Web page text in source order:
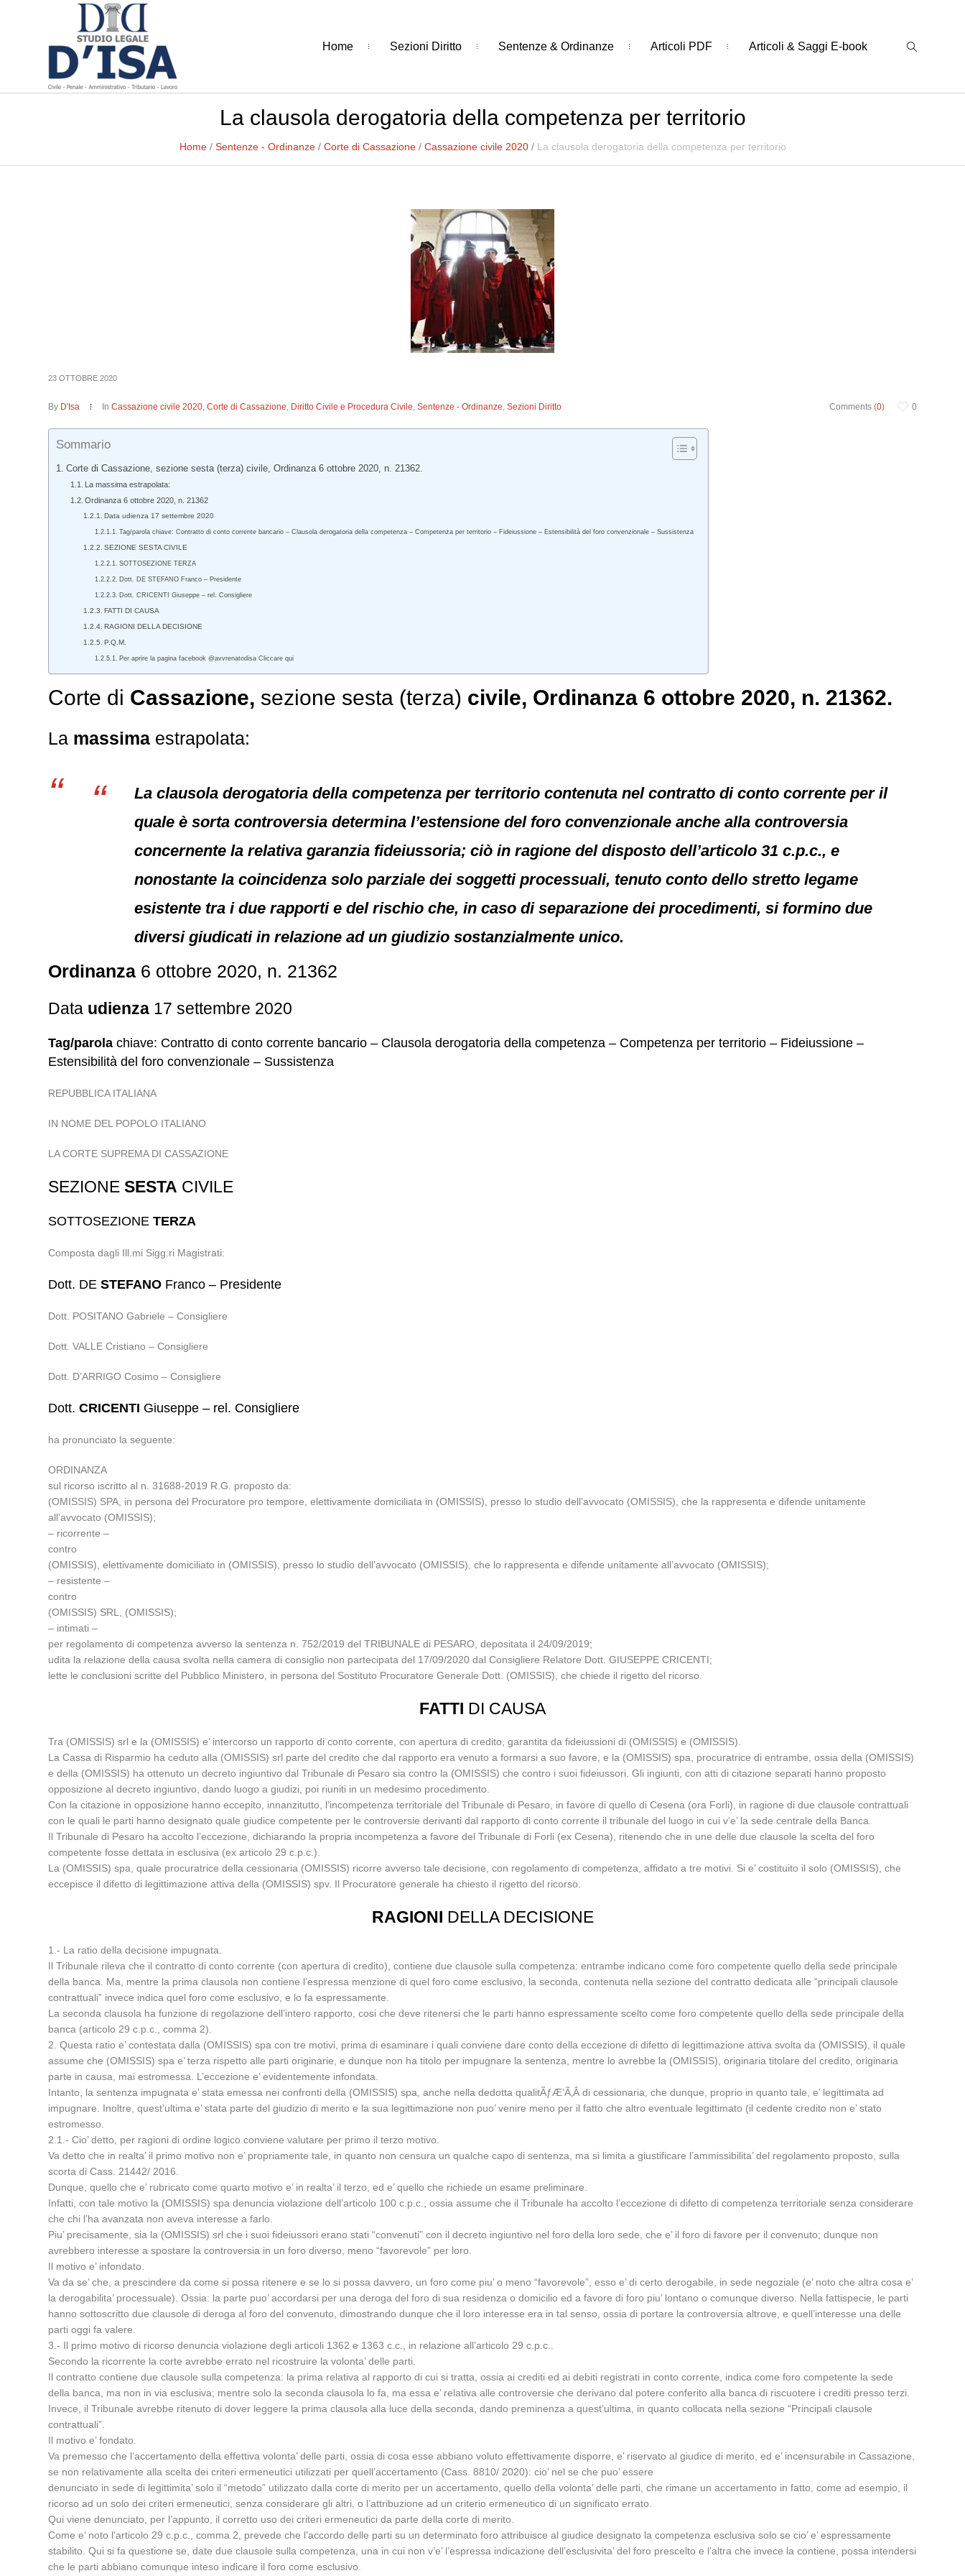
Home Sezioni Diritto Sentenze & Ordinanze Articoli PDF Articoli & Saggi E-book
La clausola derogatoria della competenza per territorio
Home / Sentenze - Ordinanze / Corte di Cassazione / Cassazione civile 2020 / La clausola derogatoria della competenza per territorio
23 OTTOBRE 2020
Comments (0) 0
By D'Isa InCassazione civile 2020,Corte di Cassazione, Diritto Civile e Procedura Civile,Sentenze - Ordinanze,Sezioni Diritto
Sommario
Corte di Cassazione, sezione sesta (terza) civile, Ordinanza 6 ottobre 2020, n. 21362.
La massima estrapolata:
Ordinanza 6 ottobre 2020, n. 21362
Data udienza 17 settembre 2020
Tag/parola chiave: Contratto di conto corrente bancario – Clausola derogatoria della competenza – Competenza per territorio – Fideiussione – Estensibilità del foro convenzionale – Sussistenza
SEZIONE SESTA CIVILE
SOTTOSEZIONE TERZA
Dott. DE STEFANO Franco – Presidente
Dott. CRICENTI Giuseppe – rel. Consigliere
FATTI DI CAUSA
RAGIONI DELLA DECISIONE
P.Q.M.
Per aprire la pagina facebook @avvrenatodisa Cliccare qui
Corte di Cassazione, sezione sesta (terza) civile, Ordinanza 6 ottobre 2020, n. 21362.
La massima estrapolata:
La clausola derogatoria della competenza per territorio contenuta nel contratto di conto corrente per il
quale è sorta controversia determina l’estensione del foro convenzionale anche alla controversia
concernente la relativa garanzia fideiussoria; ciò in ragione del disposto dell’articolo 31 c.p.c., e
nonostante la coincidenza solo parziale dei soggetti processuali, tenuto conto dello stretto legame
esistente tra i due rapporti e del rischio che, in caso di separazione dei procedimenti, si formino due
diversi giudicati in relazione ad un giudizio sostanzialmente unico.
Ordinanza 6 ottobre 2020, n. 21362
Data udienza 17 settembre 2020
Tag/parola chiave: Contratto di conto corrente bancario – Clausola derogatoria della competenza – Competenza per territorio – Fideiussione –
Estensibilità del foro convenzionale – Sussistenza
REPUBBLICA ITALIANA
IN NOME DEL POPOLO ITALIANO
LA CORTE SUPREMA DI CASSAZIONE
SEZIONESESTA CIVILE
SOTTOSEZIONETERZA
Composta dagli Ill.mi Sigg.ri Magistrati:
Dott. DESTEFANO Franco – Presidente
Dott. POSITANO Gabriele – Consigliere
Dott. VALLE Cristiano – Consigliere
Dott. D’ARRIGO Cosimo – Consigliere
Dott.CRICENTI Giuseppe – rel. Consigliere
ha pronunciato la seguente:
ORDINANZA
sul ricorso iscritto al n. 31688-2019 R.G. proposto da:
(OMISSIS) SPA, in persona del Procuratore pro tempore, elettivamente domiciliata in (OMISSIS), presso lo studio dell’avvocato (OMISSIS), che la rappresenta e difende unitamente
all’avvocato (OMISSIS);
– ricorrente –
contro
(OMISSIS), elettivamente domiciliato in (OMISSIS), presso lo studio dell’avvocato (OMISSIS), che lo rappresenta e difende unitamente all’avvocato (OMISSIS);
– resistente –
contro
(OMISSIS) SRL, (OMISSIS);
– intimati –
per regolamento di competenza avverso la sentenza n. 752/2019 del TRIBUNALE di PESARO, depositata il 24/09/2019;
udita la relazione della causa svolta nella camera di consiglio non partecipata del 17/09/2020 dal Consigliere Relatore Dott. GIUSEPPE CRICENTI;
lette le conclusioni scritte del Pubblico Ministero, in persona del Sostituto Procuratore Generale Dott. (OMISSIS), che chiede il rigetto del ricorso.
FATTI DI CAUSA
Tra (OMISSIS) srl e la (OMISSIS) e’ intercorso un rapporto di conto corrente, con apertura di credito, garantita da fideiussioni di (OMISSIS) e (OMISSIS).
La Cassa di Risparmio ha ceduto alla (OMISSIS) srl parte del credito che dal rapporto era venuto a formarsi a suo favore, e la (OMISSIS) spa, procuratrice di entrambe, ossia della (OMISSIS)
e della (OMISSIS) ha ottenuto un decreto ingiuntivo dal Tribunale di Pesaro sia contro la (OMISSIS) che contro i suoi fideiussori. Gli ingiunti, con atti di citazione separati hanno proposto
opposizione al decreto ingiuntivo, dando luogo a giudizi, poi riuniti in un medesimo procedimento.
Con la citazione in opposizione hanno eccepito, innanzitutto, l’incompetenza territoriale del Tribunale di Pesaro, in favore di quello di Cesena (ora Forli), in ragione di due clausole contrattuali
con le quali le parti hanno designato quale giudice competente per le controversie derivanti dal rapporto di conto corrente il tribunale del luogo in cui v’e’ la sede centrale della Banca.
Il Tribunale di Pesaro ha accolto l’eccezione, dichiarando la propria incompetenza a favore del Tribunale di Forli (ex Cesena), ritenendo che in une delle due clausole la scelta del foro
competente fosse dettata in esclusiva (ex articolo 29 c.p.c.).
La (OMISSIS) spa, quale procuratrice della cessionaria (OMISSIS) ricorre avverso tale decisione, con regolamento di competenza, affidato a tre motivi. Si e’ costituito il solo (OMISSIS), che
eccepisce il difetto di legittimazione attiva della (OMISSIS) spv. Il Procuratore generale ha chiesto il rigetto del ricorso.
RAGIONI DELLA DECISIONE
1.- La ratio della decisione impugnata.
Il Tribunale rileva che il contratto di conto corrente (con apertura di credito), contiene due clausole sulla competenza: entrambe indicano come foro competente quello della sede principale
della banca. Ma, mentre la prima clausola non contiene l’espressa menzione di quel foro come esclusivo, la seconda, contenuta nella sezione del contratto dedicata alle “principali clausole
contrattuali” invece indica quel foro come esclusivo, e lo fa espressamente.
La seconda clausola ha funzione di regolazione dell’intero rapporto, cosi che deve ritenersi che le parti hanno espressamente scelto come foro competente quello della sede principale della
banca (articolo 29 c.p.c., comma 2).
2. Questa ratio e’ contestata dalla (OMISSIS) spa con tre motivi, prima di esaminare i quali conviene dare conto della eccezione di difetto di legittimazione attiva svolta da (OMISSIS), il quale
assume che (OMISSIS) spa e’ terza rispetto alle parti originarie, e dunque non ha titolo per impugnare la sentenza, mentre lo avrebbe la (OMISSIS), originaria titolare del credito, originaria
parte in causa, mai estromessa. L’eccezione e’ evidentemente infondata.
Intanto, la sentenza impugnata e’ stata emessa nei confronti della (OMISSIS) spa, anche nella dedotta qualitÃƒÆ’Ã‚Â di cessionaria, che dunque, proprio in quanto tale, e’ legittimata ad
impugnare. Inoltre, quest’ultima e’ stata parte del giudizio di merito e la sua legittimazione non puo’ venire meno per il fatto che altro eventuale legittimato (il cedente credito non e’ stato
estromesso.
2.1.- Cio’ detto, per ragioni di ordine logico conviene valutare per primo il terzo motivo.
Va detto che in realta’ il primo motivo non e’ propriamente tale, in quanto non censura un qualche capo di sentenza, ma si limita a giustificare l’ammissibilita’ del regolamento proposto, sulla
scorta di Cass. 21442/ 2016.
Dunque, quello che e’ rubricato come quarto motivo e’ in realta’ il terzo, ed e’ quello che richiede un esame preliminare.
Infatti, con tale motivo la (OMISSIS) spa denuncia violazione dell’articolo 100 c.p.c., ossia assume che il Tribunale ha accolto l’eccezione di difetto di competenza territoriale senza considerare
che chi l’ha avanzata non aveva interesse a farlo.
Piu’ precisamente, sia la (OMISSIS) srl che i suoi fideiussori erano stati “convenuti” con il decreto ingiuntivo nel foro della loro sede, che e’ il foro di favore per il convenuto; dunque non
avrebbero interesse a spostare la controversia in un foro diverso, meno “favorevole” per loro.
Il motivo e’ infondato.
Va da se’ che, a prescindere da come si possa ritenere e se lo si possa davvero, un foro come piu’ o meno “favorevole”, esso e’ di certo derogabile, in sede negoziale (e’ noto che altra cosa e’
la derogabilita’ processuale). Ossia: la parte puo’ accordarsi per una deroga del foro di sua residenza o domicilio ed a favore di foro piu’ lontano o comunque diverso. Nella fattispecie, le parti
hanno sottoscritto due clausole di deroga al foro del convenuto, dimostrando dunque che il loro interesse era in tal senso, ossia di portare la controversia altrove, e quell’interesse una delle
parti oggi fa valere.
3.- Il primo motivo di ricorso denuncia violazione degli articoli 1362 e 1363 c.c., in relazione all’articolo 29 c.p.c..
Secondo la ricorrente la corte avrebbe errato nel ricostruire la volonta’ delle parti.
Il contratto contiene due clausole sulla competenza: la prima relativa al rapporto di cui si tratta, ossia ai crediti ed ai debiti registrati in conto corrente, indica come foro competente la sede
della banca, ma non in via esclusiva; mentre solo la seconda clausola lo fa, ma essa e’ relativa alle controversie che derivano dal potere conferito alla banca di riscuotere i crediti presso terzi.
Invece, il Tribunale avrebbe ritenuto di dover leggere la prima clausola alla luce della seconda, dando preminenza a quest’ultima, in quanto collocata nella sezione “Principali clausole
contrattuali”.
Il motivo e’ fondato.
Va premesso che l’accertamento della effettiva volonta’ delle parti, ossia di cosa esse abbiano voluto effettivamente disporre, e’ riservato al giudice di merito, ed e’ incensurabile in Cassazione,
se non relativamente alla scelta dei criteri ermeneutici utilizzati per quell’accertamento (Cass. 8810/ 2020): cio’ nel se che puo’ essere
denunciato in sede di legittimita’ solo il “metodo” utilizzato dalla corte di merito per un accertamento, quello della volonta’ delle parti, che rimane un accertamento in fatto, come ad esempio, il
ricorso ad un solo dei criteri ermeneutici, senza considerare gli altri, o l’attribuzione ad un criterio ermeneutico di un significato errato.
Qui viene denunciato, per l’appunto, il corretto uso dei criteri ermeneutici da parte della corte di merito.
Come e’ noto l’articolo 29 c.p.c., comma 2, prevede che l’accordo delle parti su un determinato foro attribuisce al giudice designato la competenza esclusiva solo se cio’ e’ espressamente
stabilito. Qui si fa questione se, date due clausole sulla competenza, una in cui non v’e’ l’espressa indicazione dell’esclusivita’ del foro prescelto e l’altra che invece la contiene, possa intendersi
che le parti abbiano comunque inteso indicare il foro come esclusivo.